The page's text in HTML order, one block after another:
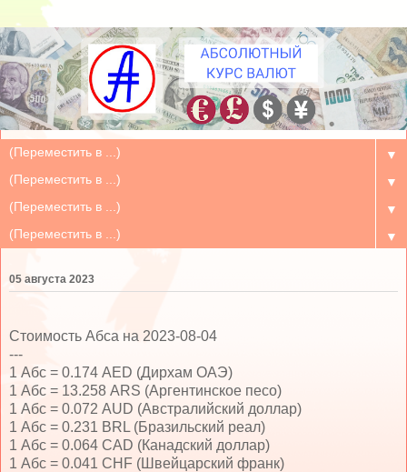
▼
▼
▼
▼
05 августа 2023
Стоимость Абса на 2023-08-04
---
1 Абс = 0.174 AED (Дирхам ОАЭ)
1 Абс = 13.258 ARS (Аргентинское песо)
1 Абс = 0.072 AUD (Австралийский доллар)
1 Абс = 0.231 BRL (Бразильский реал)
1 Абс = 0.064 CAD (Канадский доллар)
1 Абс = 0.041 CHF (Швейцарский франк)